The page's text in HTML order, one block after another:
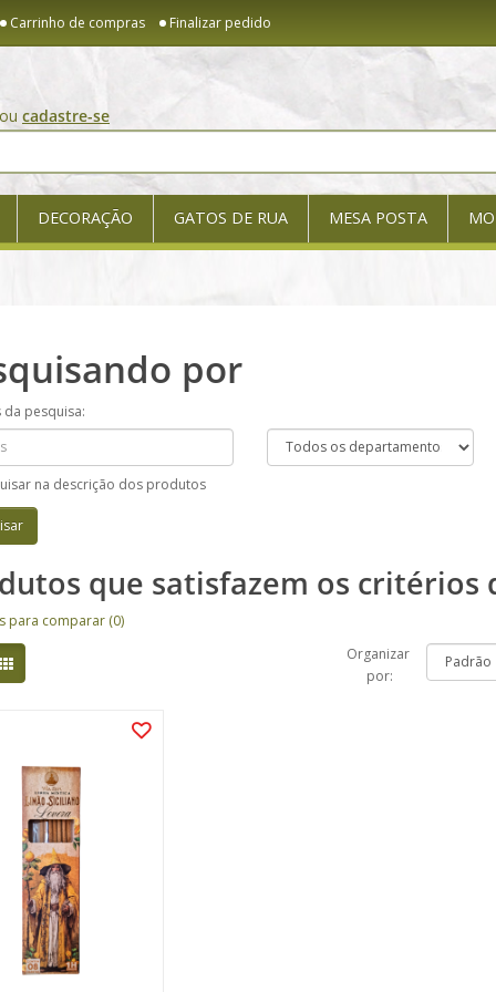
Carrinho de compras Finalizar pedido
cadastre-se
DECORAÇÃO GATOS DE RUA MESA POSTA
por
pesquisa:
na descrição dos produtos
que satisfazem os critérios
para comparar (0)
Organizar
por: